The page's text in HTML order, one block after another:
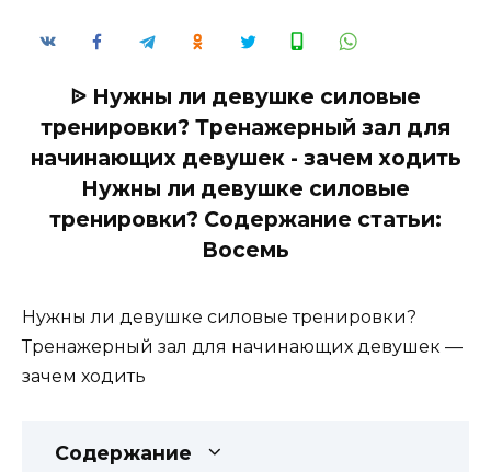
ᐉ Нужны ли девушке силовые
тренировки? Тренажерный зал для
начинающих девушек - зачем ходить
Нужны ли девушке силовые
тренировки? Содержание статьи:
Восемь
Нужны ли девушке силовые тренировки?
Тренажерный зал для начинающих девушек —
зачем ходить
Содержание